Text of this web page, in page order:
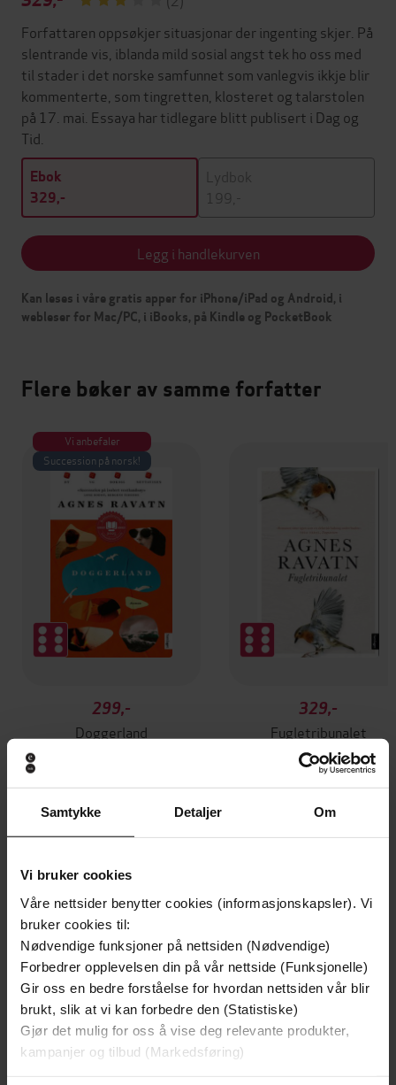
Samtykke Detaljer Om
Vi bruker cookies
Våre nettsider benytter cookies (informasjonskapsler). Vi
bruker cookies til:
Nødvendige funksjoner på nettsiden (Nødvendige)
Forbedrer opplevelsen din på vår nettside (Funksjonelle)
Gir oss en bedre forståelse for hvordan nettsiden vår blir
brukt, slik at vi kan forbedre den (Statistiske)
Gjør det mulig for oss å vise deg relevante produkter,
kampanjer og tilbud (Markedsføring)
Forfattaren oppsøkjer situasjonar der ingenting skjer. På
slentrande vis, iblanda mild sosial angst tek ho oss med
til stader i det norske samfunnet som vanlegvis ikkje blir
kommenterte, som tingretten, klosteret og talarstolen
på 17. mai. Essaya har tidlegare blitt publisert i Dag og
Tid.
Ebok
329,-
Lydbok
199,-
Legg i handlekurven
Kan leses i våre gratis apper for iPhone/iPad og Android, i
webleser for Mac/PC, i iBooks, på Kindle og PocketBook
Flere bøker av samme forfatter
Vi anbefaler
Succession på norsk!
299,-
Doggerland
329,-
Fugletribunalet
Agnes Ravatn
EBOK
Andre har også kjøpt